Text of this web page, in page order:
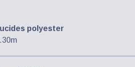
polyester